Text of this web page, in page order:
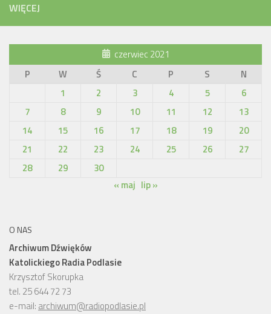
WIĘCEJ
czerwiec 2021
P
W Ś C P S
N
1
2 3 4 5
6
7
8 9 10 11 12
13
14
15 16 17 18 19
20
21
22 23 24 25 26
27
28
29
30
« maj lip »
O NAS
Archiwum Dźwięków
Katolickiego Radia Podlasie
Krzysztof Skorupka
tel. 25 644 72 73
e-mail: archiwum@radiopodlasie.pl